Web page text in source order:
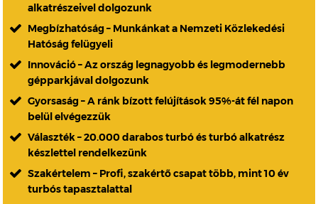
alkatrészeivel dolgozunk
Megbízhatóság – Munkánkat a Nemzeti Közlekedési
Hatóság felügyeli
Innováció – Az ország legnagyobb és legmodernebb
gépparkjával dolgozunk
Gyorsaság – A ránk bízott felújítások 95%-át fél napon
belül elvégezzük
Választék – 20.000 darabos turbó és turbó alkatrész
készlettel rendelkezünk
Szakértelem – Profi, szakértő csapat több, mint 10 év
turbós tapasztalattal